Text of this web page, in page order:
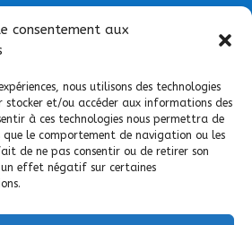
consentement aux
nous utilisons des technologies
stocker et/ou accéder aux informations des
à ces technologies nous permettra de
le comportement de navigation ou les
de ne pas consentir ou de retirer son
effet négatif sur certaines